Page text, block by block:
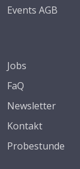
Events AGB
Jobs
FaQ
Newsletter
Kontakt
Probestunde